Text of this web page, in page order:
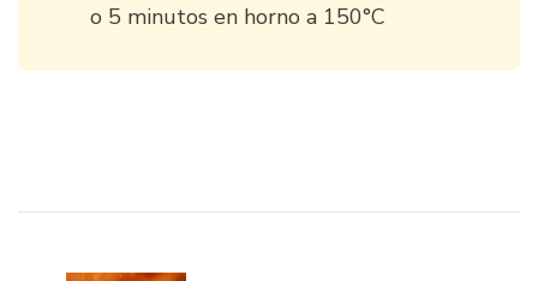
o 5 minutos en horno a 150°C